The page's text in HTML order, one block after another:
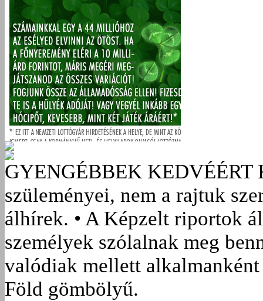
GYENGÉBBEK KEDVÉÉRT
szüleményei, nem a rajtuk
álhírek. • A Képzelt riportok
személyek szólalnak meg
valódiak mellett
Föld gömbölyű.